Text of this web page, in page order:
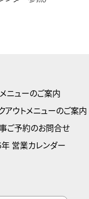
ニューのご案内
アウトメニューのご案内
ご予約のお問合せ
営業カレンダー